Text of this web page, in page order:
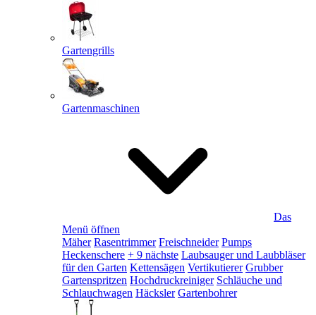
Gartengrills
Gartenmaschinen
Das
Menü öffnen
Mäher Rasentrimmer Freischneider Pumps
Heckenschere + 9 nächste Laubsauger und Laubbläser
für den Garten Kettensägen Vertikutierer Grubber
Gartenspritzen Hochdruckreiniger Schläuche und
Schlauchwagen Häcksler Gartenbohrer